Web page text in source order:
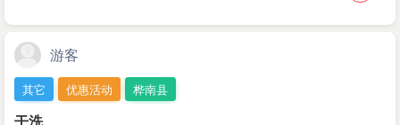
游客
其它 优惠活动 桦南县